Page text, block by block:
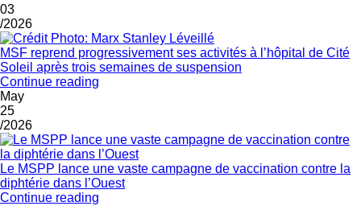
03
/2026
MSF reprend progressivement ses activités à l’hôpital de Cité
Soleil après trois semaines de suspension
Continue reading
May
25
/2026
Le MSPP lance une vaste campagne de vaccination contre la
diphtérie dans l’Ouest
Continue reading